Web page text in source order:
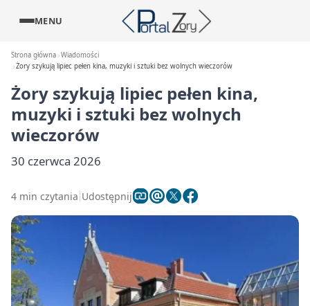
MENU
Strona główna Wiadomości
Żory szykują lipiec pełen kina, muzyki i sztuki bez wolnych wieczorów
Żory szykują lipiec pełen kina,
muzyki i sztuki bez wolnych
wieczorów
30 czerwca 2026
4 min czytania Udostępnij